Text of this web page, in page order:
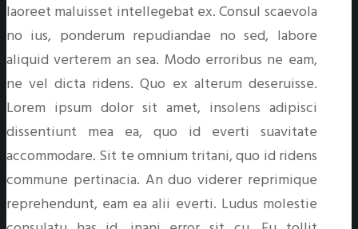
laoreet maluisset intellegebat ex. Consul scaevola
no ius, ponderum repudiandae no sed, labore
aliquid verterem an sea. Modo erroribus ne eam,
ne vel dicta ridens. Quo ex alterum deseruisse.
Lorem ipsum dolor sit amet, insolens adipisci
dissentiunt mea ea, quo id everti suavitate
accommodare. Sit te omnium tritani, quo id ridens
commune pertinacia. An duo viderer reprimique
reprehendunt, eam ea alii everti. Ludus molestie